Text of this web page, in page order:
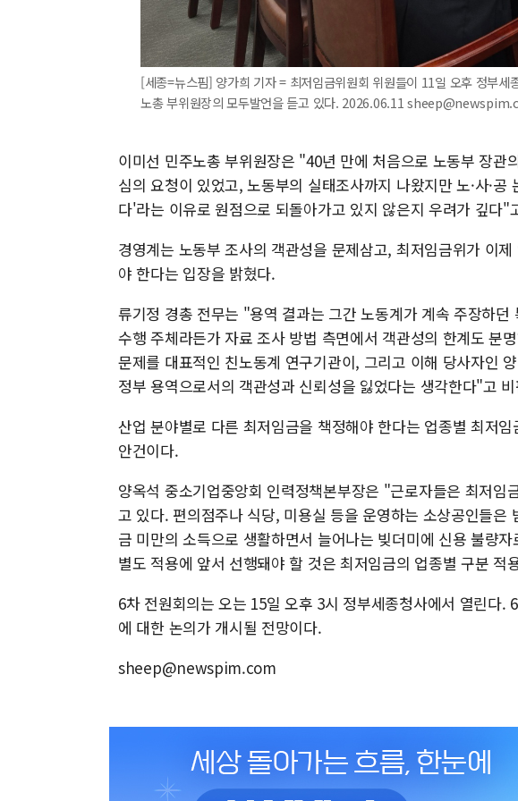
[세종=뉴스핌] 양가희 기자 = 최저임금위원회 위원들이 11일 오후 정부세
노총 부위원장의 모두발언을 듣고 있다. 2026.06.11
이미선 민주노총 부위원장은 "40년 만에 처음으로 노동부 장관
심의 요청이 있었고, 노동부의 실태조사까지 나왔지만 노·사·
다'라는 이유로 원점으로 되돌아가고 있지 않은지 우려가 깊다"
경영계는 노동부 조사의 객관성을 문제삼고, 최저임금위가 이
야 한다는 입장을 밝혔다.
류기정 경총 전무는 "용역 결과는 그간 노동계가 계속 주장하
수행 주체라든가 자료 조사 방법 측면에서 객관성의 한계도 분
문제를 대표적인 친노동계 연구기관이, 그리고 이해 당사자인
정부 용역으로서의 객관성과 신뢰성을 잃었다는 생각한다"고
산업 분야별로 다른 최저임금을 책정해야 한다는 업종별 최저
안건이다.
양옥석 중소기업중앙회 인력정책본부장은 "근로자들은 최저임
고 있다. 편의점주나 식당, 미용실 등을 운영하는 소상공인들은
금 미만의 소득으로 생활하면서 늘어나는 빚더미에 신용 불량
별도 적용에 앞서 선행돼야 할 것은 최저임금의 업종별 구분 적
6차 전원회의는 오는 15일 오후 3시 정부세종청사에서 열린다.
에 대한 논의가 개시될 전망이다.
sheep@newspim.com